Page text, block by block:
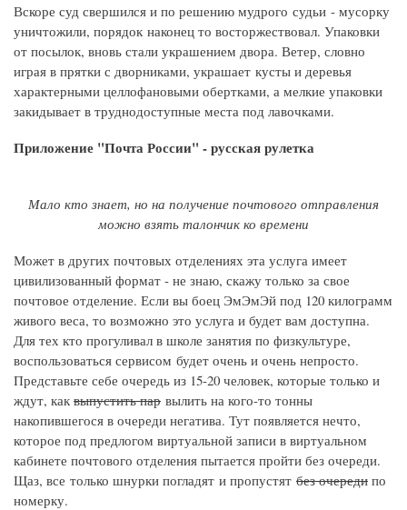
Вскоре суд свершился и по решению мудрого судьи - мусорку
уничтожили, порядок наконец то восторжествовал. Упаковки
от посылок, вновь стали украшением двора. Ветер, словно
играя в прятки с дворниками, украшает кусты и деревья
характерными целлофановыми обертками, а мелкие упаковки
закидывает в труднодоступные места под лавочками.
Приложение "Почта России" - русская рулетка
Мало кто знает, но на получение почтового отправления
можно взять талончик ко времени
Может в других почтовых отделениях эта услуга имеет
цивилизованный формат - не знаю, скажу только за свое
почтовое отделение. Если вы боец ЭмЭмЭй под 120 килограмм
живого веса, то возможно это услуга и будет вам доступна.
Для тех кто прогуливал в школе занятия по физкультуре,
воспользоваться сервисом будет очень и очень непросто.
Представьте себе очередь из 15-20 человек, которые только и
ждут, как выпустить пар вылить на кого-то тонны
накопившегося в очереди негатива. Тут появляется нечто,
которое под предлогом виртуальной записи в виртуальном
кабинете почтового отделения пытается пройти без очереди.
Щаз, все только шнурки погладят и пропустят без очереди по
номерку.